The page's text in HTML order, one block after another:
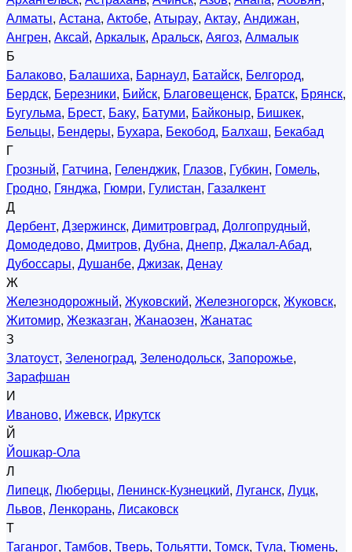
Алматы, Астана, Актобе, Атырау, Актау, Андижан,
Ангрен, Аксай, Аркалык, Аральск, Аягоз, Алмалык
Б
Балаково, Балашиха, Барнаул, Батайск, Белгород,
Бердск, Березники, Бийск, Благовещенск, Братск, Брянск,
Бугульма, Брест, Баку, Батуми, Байконыр, Бишкек,
Бельцы, Бендеры, Бухара, Бекобод, Балхаш, Бекабад
Г
Грозный, Гатчина, Геленджик, Глазов, Губкин, Гомель,
Гродно, Гянджа, Гюмри, Гулистан, Газалкент
Д
Дербент, Дзержинск, Димитровград, Долгопрудный,
Домодедово, Дмитров, Дубна, Днепр, Джалал-Абад,
Дубоссары, Душанбе, Джизак, Денау
Ж
Железнодорожный, Жуковский, Железногорск, Жуковск,
Житомир, Жезказган, Жанаозен, Жанатас
З
Златоуст, Зеленоград, Зеленодольск, Запорожье,
Зарафшан
И
Иваново, Ижевск, Иркутск
Й
Йошкар-Ола
Л
Липецк, Люберцы, Ленинск-Кузнецкий, Луганск, Луцк,
Львов, Ленкорань, Лисаковск
Т
Таганрог, Тамбов, Тверь, Тольятти, Томск, Тула, Тюмень,